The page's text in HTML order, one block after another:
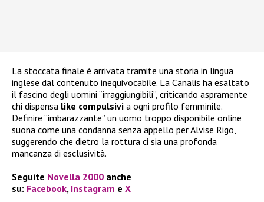
La stoccata finale è arrivata tramite una storia in lingua
inglese dal contenuto inequivocabile. La Canalis ha esaltato
il fascino degli uomini “irraggiungibili”, criticando aspramente
chi dispensa like compulsivi a ogni profilo femminile.
Definire “imbarazzante” un uomo troppo disponibile online
suona come una condanna senza appello per Alvise Rigo,
suggerendo che dietro la rottura ci sia una profonda
mancanza di esclusività.
Seguite Novella 2000 anche
su: Facebook, Instagram e X